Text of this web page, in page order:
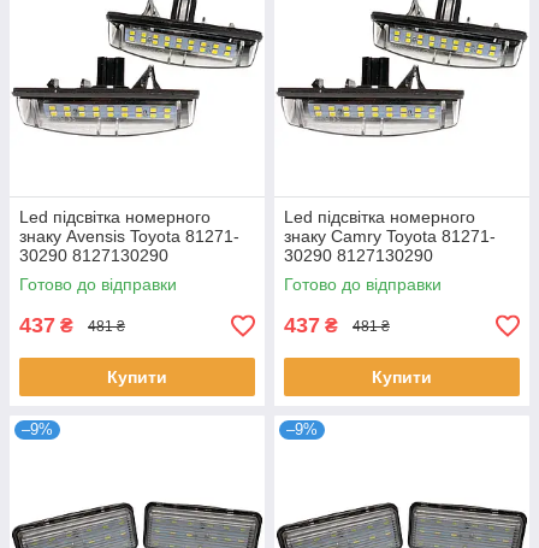
Led підсвітка номерного
знаку Avensis Toyota 81271-
30290 8127130290
Готово до відправки
437 ₴ 481 ₴
Купити
Led підсвітка номерного
знаку Camry Toyota 81271-
30290 8127130290
Готово до відправки
437 ₴ 481 ₴
Купити
–9% –9%